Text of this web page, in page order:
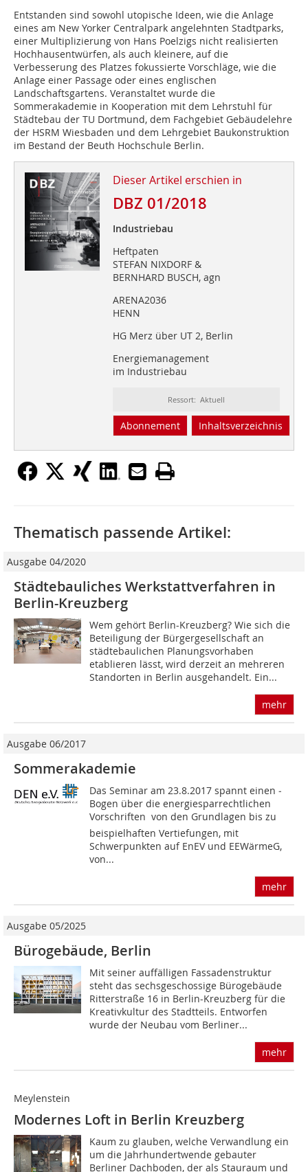
Entstanden sind sowohl utopische Ideen, wie die Anlage
eines am New Yorker Centralpark angelehnten Stadtparks,
einer Multiplizierung von Hans Poelzigs nicht realisierten
Hochhausentwürfen, als auch kleinere, auf die
Verbesserung des Platzes fokussierte Vorschläge, wie die
Anlage einer Passage oder eines englischen
Landschaftsgartens. Veranstaltet wurde die
Sommerakademie in Kooperation mit dem Lehrstuhl für
Städtebau der TU Dortmund, dem Fachgebiet Gebäudelehre
der HSRM Wiesbaden und dem Lehrgebiet Baukonstruktion
im Bestand der Beuth Hochschule Berlin.
Dieser Artikel erschien in
DBZ 01/2018
Industriebau
Heftpaten
STEFAN NIXDORF &
BERNHARD BUSCH, agn
ARENA2036
HENN
HG Merz über UT 2, Berlin
Energiemanagement
im Industriebau
Ressort: Aktuell
Abonnement Inhaltsverzeichnis
Thematisch passende Artikel:
Ausgabe 04/2020
Städtebauliches Werkstattverfahren in
Berlin-Kreuzberg
Wem gehört Berlin-Kreuzberg? Wie sich die
Beteiligung der Bürgergesellschaft an
städtebaulichen Planungsvorhaben
etablieren lässt, wird derzeit an mehreren
Standorten in Berlin ausgehandelt. Ein...
mehr
Ausgabe 06/2017
Sommerakademie
Das Seminar am 23.8.2017 spannt einen ­
Bogen über die energiesparrechtlichen
Vorschriften  von den Grundlagen bis zu
beispielhaften Vertiefungen, mit
Schwerpunkten auf EnEV und EEWärmeG,
von...
mehr
Ausgabe 05/2025
Bürogebäude, Berlin
Mit seiner auffälligen Fassadenstruktur
steht das sechsgeschossige Bürogebäude
Ritterstraße 16 in Berlin-Kreuzberg für die
Kreativkultur des Stadtteils. Entworfen
wurde der Neubau vom Berliner...
mehr
Meylenstein
Modernes Loft in Berlin Kreuzberg
Kaum zu glauben, welche Verwandlung ein
um die Jahrhundertwende gebauter
Berliner Dachboden, der als Stauraum und